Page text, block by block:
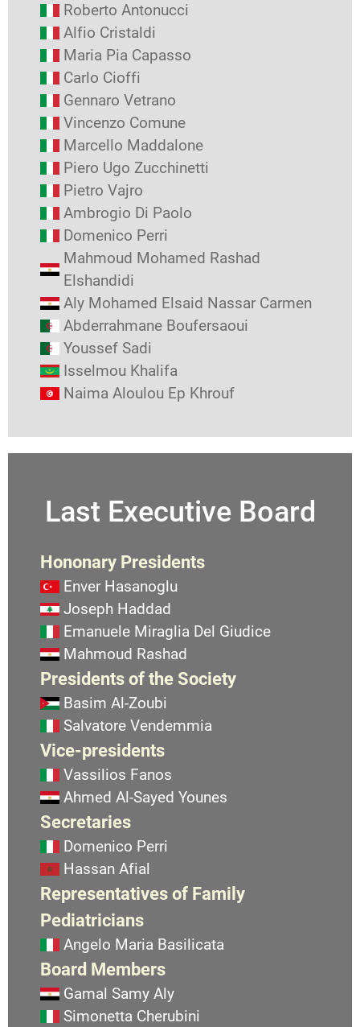
Roberto Antonucci
Alfio Cristaldi
Maria Pia Capasso
Carlo Cioffi
Gennaro Vetrano
Vincenzo Comune
Marcello Maddalone
Piero Ugo Zucchinetti
Pietro Vajro
Ambrogio Di Paolo
Domenico Perri
Mahmoud Mohamed Rashad
Elshandidi
Aly Mohamed Elsaid Nassar Carmen
Abderrahmane Boufersaoui
Youssef Sadi
Isselmou Khalifa
Naima Aloulou Ep Khrouf
Last Executive Board
Hononary Presidents
Enver Hasanoglu
Joseph Haddad
Emanuele Miraglia Del Giudice
Mahmoud Rashad
Presidents of the Society
Basim Al-Zoubi
Salvatore Vendemmia
Vice-presidents
Vassilios Fanos
Ahmed Al-Sayed Younes
Secretaries
Domenico Perri
Hassan Afial
Representatives of Family
Pediatricians
Angelo Maria Basilicata
Board Members
Gamal Samy Aly
Simonetta Cherubini